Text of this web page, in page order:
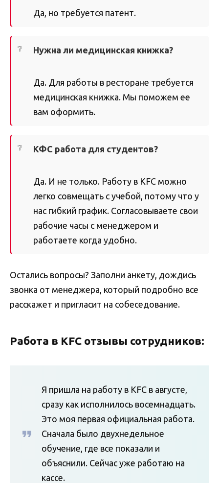
Да, но требуется патент.
Нужна ли медицинская книжка?
Да. Для работы в ресторане требуется
медицинская книжка. Мы поможем ее
вам оформить.
КФС работа для студентов?
Да. И не только. Работу в KFC можно
легко совмещать с учебой, потому что у
нас гибкий график. Согласовываете свои
рабочие часы с менеджером и
работаете когда удобно.
Остались вопросы? Заполни анкету, дождись
звонка от менеджера, который подробно все
расскажет и пригласит на собеседование.
Работа в KFC отзывы сотрудников:
Я пришла на работу в KFC в августе,
сразу как исполнилось восемнадцать.
Это моя первая официальная работа.
Сначала было двухнедельное
обучение, где все показали и
объяснили. Сейчас уже работаю на
кассе.